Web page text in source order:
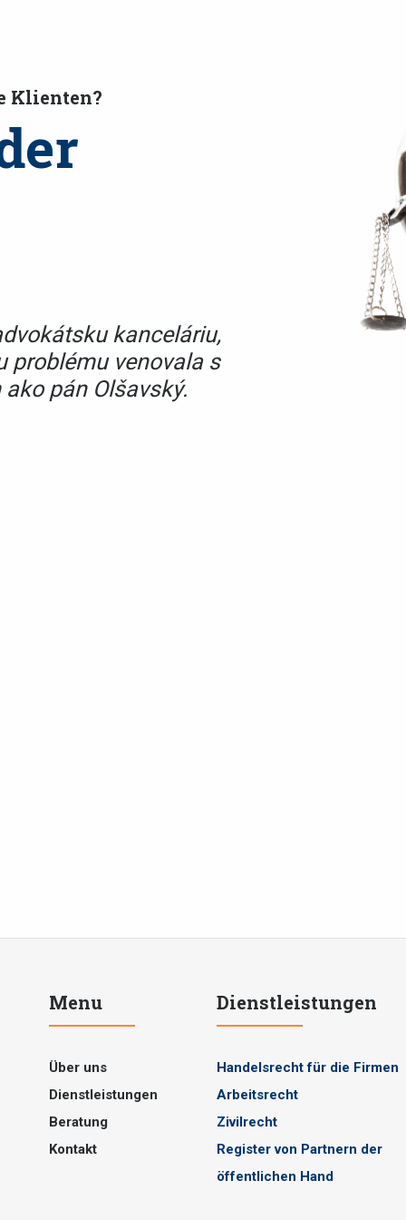
Klienten?
kanceláriu,
problému venovala s
pán Olšavský.
Vďaka
advokáta
vyriešila
Menu
Über uns
Dienstleistungen
Beratung
Kontakt
Dienstleistungen
Handelsrecht für die Firmen
Arbeitsrecht
Zivilrecht
Register von Partnern der
öffentlichen Hand